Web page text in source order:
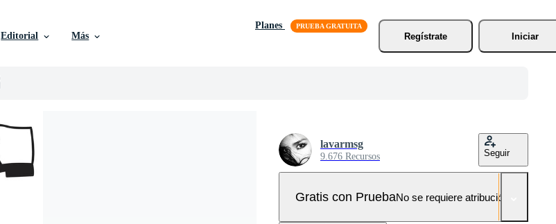
Editorial Más
Planes
Regístrate
Iniciar
lavarmsg
9.676 Recursos Seguir
Gratis con PruebaNo se requiere atribución!